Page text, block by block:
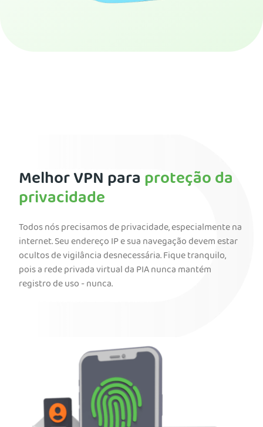
Melhor VPN paraproteção da
privacidade
Todos nós precisamos de privacidade, especialmente na
internet. Seu endereço IP e sua navegação devem estar
ocultos de vigilância desnecessária. Fique tranquilo,
pois a rede privada virtual da PIA nunca mantém
registro de uso - nunca.